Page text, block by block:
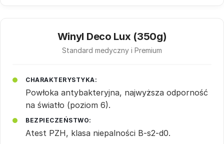
Winyl Deco Lux (350g)
Standard medyczny i Premium
CHARAKTERYSTYKA:
Powłoka antybakteryjna, najwyższa odporność
na światło (poziom 6).
BEZPIECZEŃSTWO:
Atest PZH, klasa niepalności B-s2-d0.